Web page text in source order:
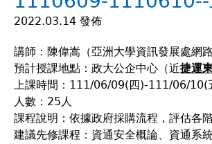
2022.03.14 發佈
講師：陳偉嵩（亞洲大學資訊發展處網
預計授課地點：政大公企中心（近捷運
上課時間：111/06/09(四)-111/06/
人數：25人
課程說明：依據政府採購流程，評估各
建議先修課程：資通安全概論、資通系